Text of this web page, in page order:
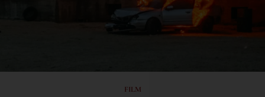
FILM